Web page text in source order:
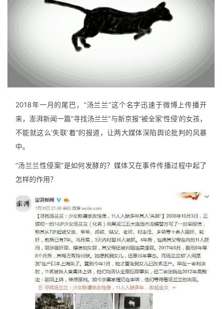
2018年一月的尾巴，“汤兰兰”这个名字迅速于微博上传播开
来，澎湃新闻一篇“寻找汤兰兰”与新京报“被全家‘性侵’的女孩，
不能就这么‘失联’着”的报道，让两大媒体深陷舆论批判的风暴
中。
“汤兰兰性侵案”是如何发酵的？媒体又在事件传播过程中起了
怎样的作用？